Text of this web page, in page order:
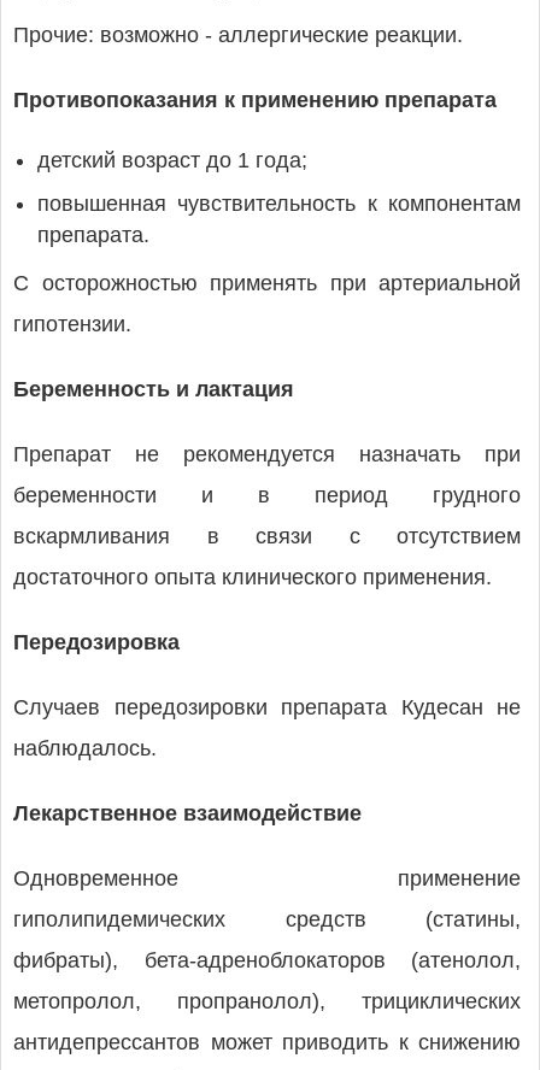
Прочие: возможно - аллергические реакции.
Противопоказания к применению препарата
детский возраст до 1 года;
повышенная чувствительность к компонентам
препарата.
С осторожностью применять при артериальной
гипотензии.
Беременность и лактация
Препарат не рекомендуется назначать при
беременности и в период грудного
вскармливания в связи с отсутствием
достаточного опыта клинического применения.
Передозировка
Случаев передозировки препарата Кудесан не
наблюдалось.
Лекарственное взаимодействие
Одновременное применение
гиполипидемических средств (статины,
фибраты), бета-адреноблокаторов (атенолол,
метопролол, пропранолол), трициклических
антидепрессантов может приводить к снижению